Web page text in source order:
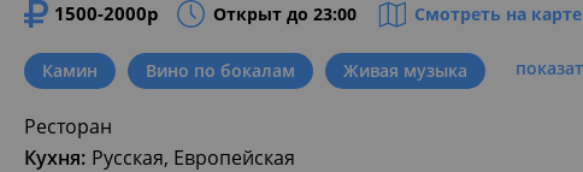
1500-2000р Открыт до 23:00 Смотреть на карте
Камин Вино по бокалам Живая музыка
Ресторан
Кухня: Русская, Европейская